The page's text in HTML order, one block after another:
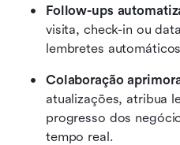
Follow-ups
visita, check-in ou
lembretes
Colaboração
atualizações, atribua
progresso dos
tempo real.